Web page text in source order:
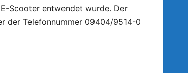
Scooter entwendet wurde. Der
der Telefonnummer 09404/9514-0